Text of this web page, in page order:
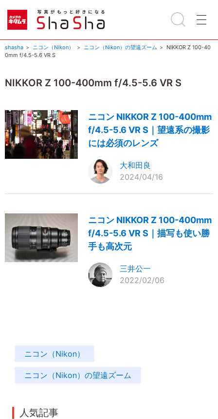
shasha ニコン（Nikon） ニコン（Nikon）の望遠ズーム
NIKKOR Z 100-40
0mm f/4.5-5.6 VR S
NIKKOR Z 100-400mm f/4.5-5.6 VR S
ニコン NIKKOR Z 100-400mm
f/4.5-5.6 VR S｜望遠系の撮影
には必須のレンズ
大和田良
2024/04/16
ニコン NIKKOR Z 100-400mm
f/4.5-5.6 VR S｜描写も使い勝
手も高次元
三井公一
2022/02/06
ニコン（Nikon）
ニコン（Nikon）の望遠ズーム
人気記事